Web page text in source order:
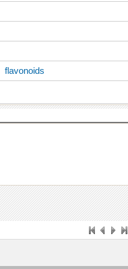
、flavonoids